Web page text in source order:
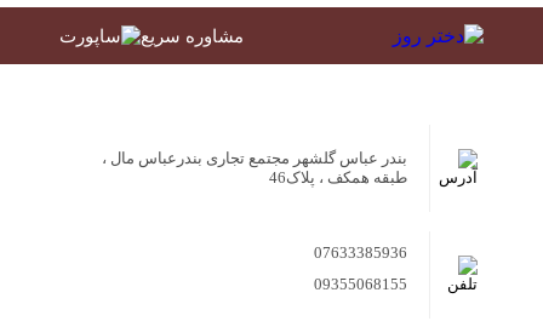
مشاوره سریع
بندر عباس گلشهر مجتمع تجاری بندرعباس مال ،
طبقه همکف ، پلاک46
07633385936
09355068155